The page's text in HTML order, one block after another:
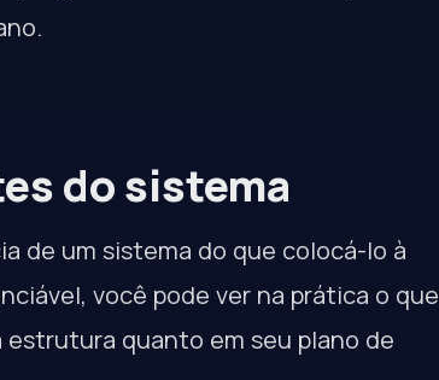
do sistema
de um sistema do que colocá-lo à
você pode ver na prática o que
quanto em seu plano de